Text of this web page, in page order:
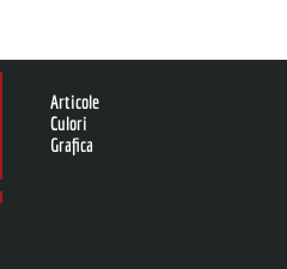
Articole
Culori
Grafica